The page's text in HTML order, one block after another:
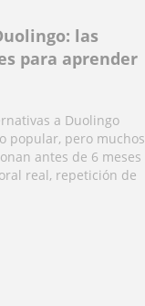
las
para aprender
a Duolingo
popular, pero muchos
antes de 6 meses
real, repetición de